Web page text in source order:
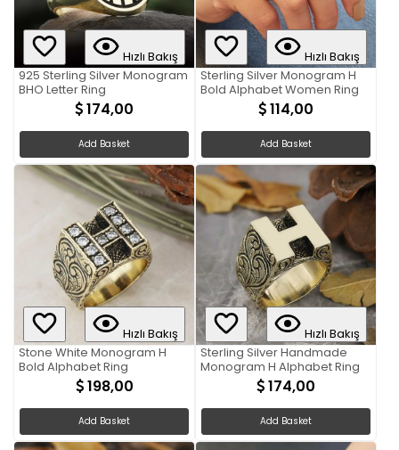
Hızlı Bakış
925 Sterling Silver Monogram
BHO Letter Ring
174,00
Add Basket
Hızlı Bakış
Sterling Silver Monogram H
Bold Alphabet Women Ring
114,00
Add Basket
Hızlı Bakış
Stone White Monogram H
Bold Alphabet Ring
198,00
Add Basket
Hızlı Bakış
Sterling Silver Handmade
Monogram H Alphabet Ring
174,00
Add Basket